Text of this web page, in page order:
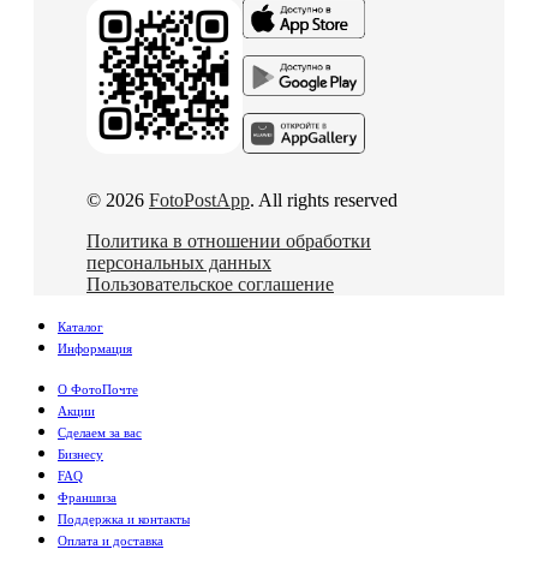
© 2026 FotoPostApp. All rights reserved
Политика в отношении обработки
персональных данных
Пользовательское соглашение
Каталог
Информация
О ФотоПочте
Акции
Сделаем за вас
Бизнесу
FAQ
Франшиза
Поддержка и контакты
Оплата и доставка